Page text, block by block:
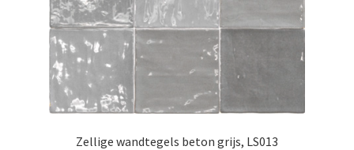
Zellige wandtegels beton grijs, LS013